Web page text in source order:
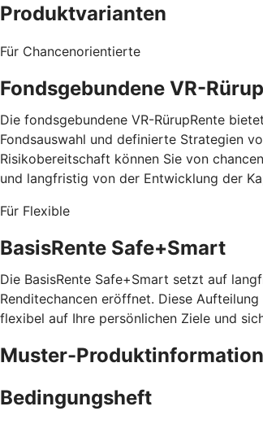
Produktvarianten
Für Chancenorientierte
Fondsgebundene VR-
Die fondsgebundene VR-RürupRente
Fondsauswahl und definierte Strategien
Risikobereitschaft können Sie von
und langfristig von der Entwicklung der
Für Flexible
BasisRente Safe+Smart
Die BasisRente Safe+Smart setzt auf
Renditechancen eröffnet. Diese
flexibel auf Ihre persönlichen Ziele und
Muster-
Bedingungsheft